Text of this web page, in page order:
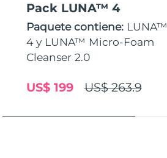
Pack LUNA™ 4
Paquete contiene: LUNA™
4 y LUNA™ Micro-Foam
Cleanser 2.0
US$ 263.9
US$ 199